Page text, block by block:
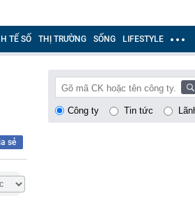
TẾ SỐ THỊ TRƯỜNG SỐNG LIFESTYLE
sẻ
Công ty Tin tức